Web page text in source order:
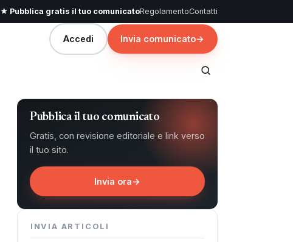
★ Pubblica gratis il tuo comunicatoRegolamentoContatti
Accedi Invia comunicato→
Pubblica il tuo comunicato
Gratis, con revisione editoriale e link verso
il tuo sito.
Invia ora→
INVIA ARTICOLI